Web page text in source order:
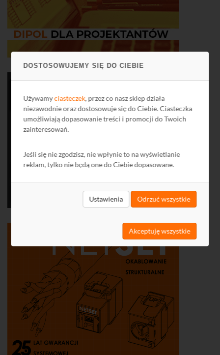
DOSTOSOWUJEMY SIĘ DO CIEBIE
Używamyciasteczek, przez co nasz sklep działa
niezawodnie oraz dostosowuje się do Ciebie. Ciasteczka
umożliwiają dopasowanie treści i promocji do Twoich
zainteresowań.
Jeśli się nie zgodzisz, nie wpłynie to na wyświetlanie
reklam, tylko nie będą one do Ciebie dopasowane.
Ustawienia Odrzuć wszystkie
Akceptuję wszystkie